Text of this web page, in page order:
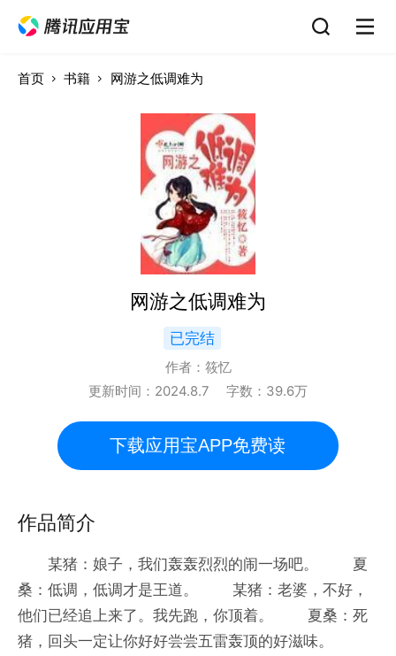
首页 书籍 网游之低调难为
网游之低调难为
已完结
作者： 筱忆
更新时间： 2024.8.7 字数： 39.6万
下载应用宝APP免费读
作品简介
某猪：娘子，我们轰轰烈烈的闹一场吧。 夏
桑：低调，低调才是王道。 某猪：老婆，不好，
他们已经追上来了。我先跑，你顶着。 夏桑：死
猪，回头一定让你好好尝尝五雷轰顶的好滋味。